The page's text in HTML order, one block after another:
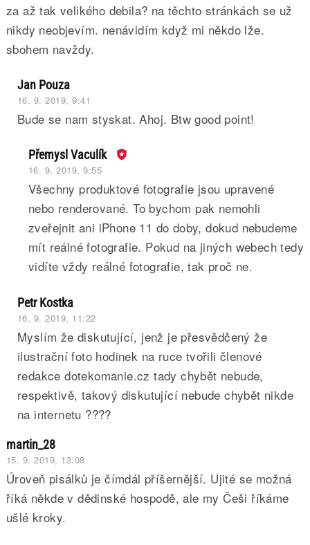
za až tak velikého debila? na těchto stránkách se už
nikdy neobjevím. nenávidím když mi někdo lže.
sbohem navždy.
Jan Pouza
16. 9. 2019, 9:41
Bude se nam styskat. Ahoj. Btw good point!
Přemysl Vaculík
16. 9. 2019, 9:55
Všechny produktové fotografie jsou upravené
nebo renderované. To bychom pak nemohli
zveřejnit ani iPhone 11 do doby, dokud nebudeme
mít reálné fotografie. Pokud na jiných webech tedy
vidíte vždy reálné fotografie, tak proč ne.
Petr Kostka
16. 9. 2019, 11:22
Myslím že diskutující, jenž je přesvědčený že
ilustrační foto hodinek na ruce tvořili členové
redakce dotekomanie.cz tady chybět nebude,
respektivě, takový diskutující nebude chybět nikde
na internetu ????
martin_28
15. 9. 2019, 13:08
Úroveň pisálků je čímdál příšernější. Ujité se možná
říká někde v dědinské hospodě, ale my Češi říkáme
ušlé kroky.